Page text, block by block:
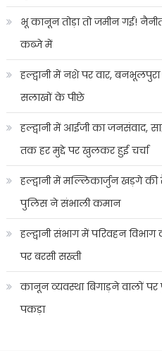
भू कानून तोड़ा तो जमीन गई!
कब्जे में
हल्द्वानी में नशे पर वार,
सलाखों के पीछे
हल्द्वानी में आईजी का जनसंवाद,
तक हर मुद्दे पर खुलकर हुई चर्चा
हल्द्वानी में मल्लिकार्जुन खड़गे की
पुलिस ने संभाली कमान
हल्द्वानी संभाग में परिवहन विभाग
पर बरसी सख्ती
कानून व्यवस्था बिगाड़ने वालों
पकड़ा